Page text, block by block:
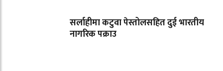
सर्लाहीमा कटुवा पेस्तोलसहित दुई भारतीय
नागरिक पक्राउ